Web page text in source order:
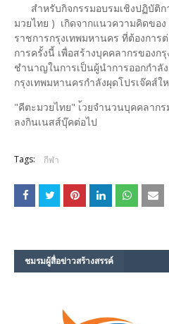
สำหรับกิจกรรมอบรมเชิงปฏิบัติก
มวยไทย ) เกิดจากแนวความคิดขอ
ราชการกรุงเทพมหานคร ที่ต้องการ
การครั้งนี้ เพื่อสร้างบุคคลากรของก
ชำนาญในการเป็นผู้นำการออกกำลั
กรุงเทพมหานครกำลังผุดโปรเจ๊คส์ใ
"คีตะมวยไทย" เ้วยจำนวนบุคคลาก
ลงกินเนสส์บุ๊คต่อไป
Tags: กีฬา
ชมรม​ผู้สื่อข่าวสร้างสรรค์​